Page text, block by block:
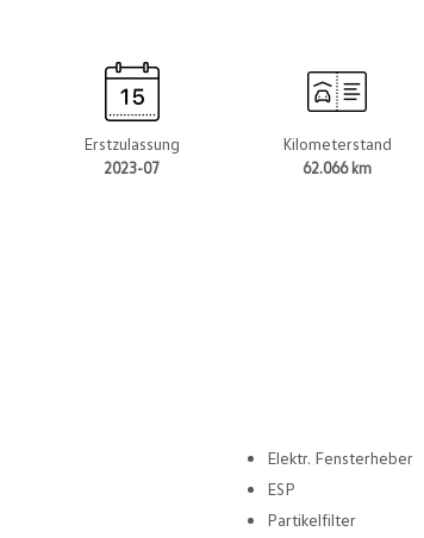
Erstzulassung
2023-07
Kilometerstand
62.066 km
Elektr. Fensterheber
ESP
Partikelfilter